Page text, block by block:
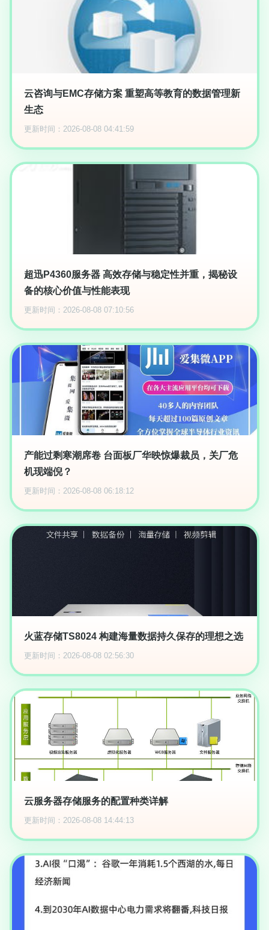
云咨询与EMC存储方案 重塑高等教育的数据管理新
生态
更新时间：2026-08-08 04:41:59
超迅P4360服务器 高效存储与稳定性并重，揭秘设
备的核心价值与性能表现
更新时间：2026-08-08 07:10:56
产能过剩寒潮席卷 台面板厂华映惊爆裁员，关厂危
机现端倪？
更新时间：2026-08-08 06:18:12
火蓝存储TS8024 构建海量数据持久保存的理想之选
更新时间：2026-08-08 02:56:30
云服务器存储服务的配置种类详解
更新时间：2026-08-08 14:44:13